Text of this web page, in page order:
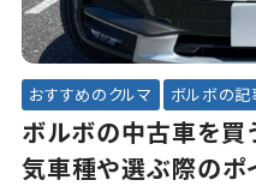
おすすめのクルマ ボルボの記
ボルボの中古車を買
気車種や選ぶ際のポ